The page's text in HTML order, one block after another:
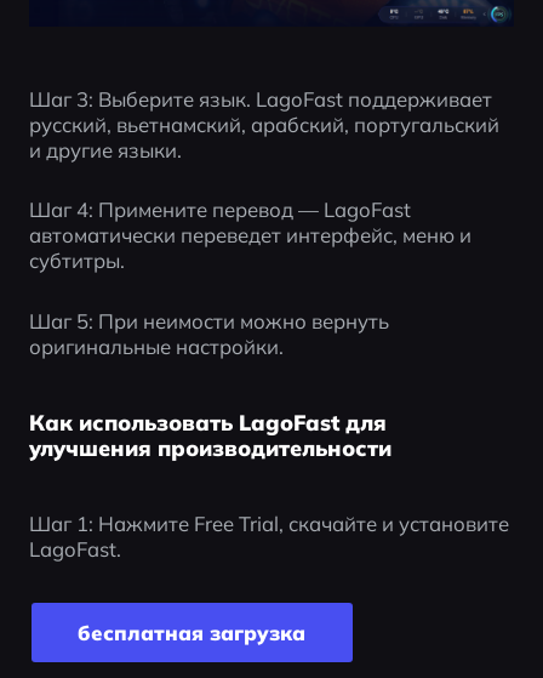
Шаг 3: Выберите язык. LagoFast поддерживает
русский, вьетнамский, арабский, португальский
и другие языки.
Шаг 4: Примените перевод — LagoFast
автоматически переведет интерфейс, меню и
субтитры.
Шаг 5: При неимости можно вернуть
оригинальные настройки.
Как использовать LagoFast для
улучшения производительности
Шаг 1: Нажмите Free Trial, скачайте и установите
LagoFast.
бесплатная загрузка